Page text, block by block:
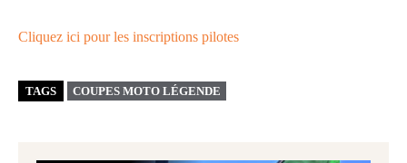
Cliquez ici pour les inscriptions pilotes
TAGS COUPES MOTO LÉGENDE